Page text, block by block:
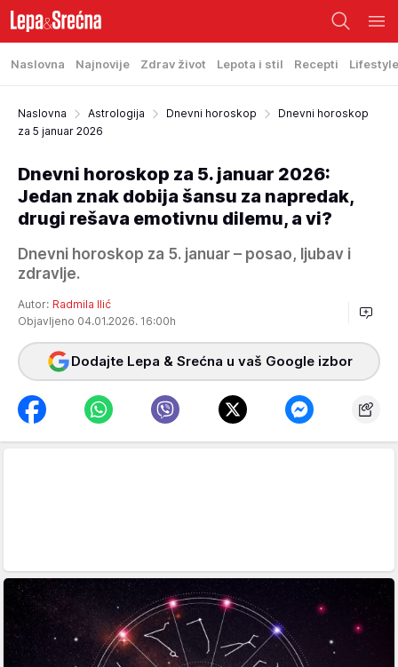
Naslovna Najnovije Zdrav život Lepota i stil Recepti Lifestyle
Naslovna Astrologija Dnevni horoskop
Dnevni horoskop
za 5 januar 2026
Dnevni horoskop za 5. januar 2026:
Jedan znak dobija šansu za napredak,
drugi rešava emotivnu dilemu, a vi?
Dnevni horoskop za 5. januar – posao, ljubav i
zdravlje.
Autor: Radmila Ilić
Objavljeno 04.01.2026. 16:00h
Dodajte Lepa & Srećna u vaš Google izbor